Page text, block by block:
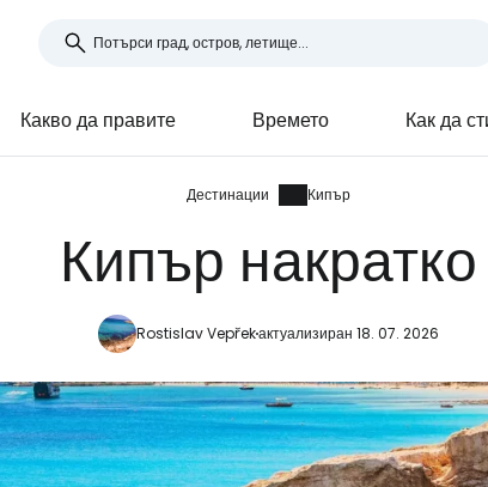
Какво да правите Времето Как да
Дестинации Кипър
Кипър накратко
Rostislav Vepřekактуализиран 18. 07. 2026